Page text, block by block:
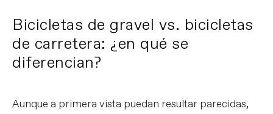
Bicicletas de gravel vs. bicicletas
de carretera: ¿en qué se
diferencian?
Aunque a primera vista puedan resultar parecidas,